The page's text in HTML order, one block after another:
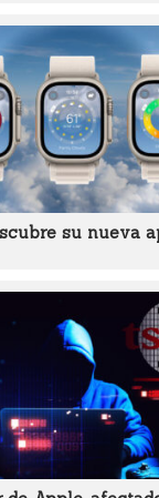
su nueva